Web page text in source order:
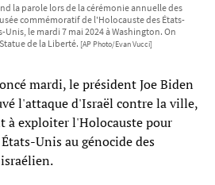
la parole lors de la cérémonie annuelle des
commémoratif de l'Holocauste des États-
Unis, le mardi 7 mai 2024 à Washington. On
de la Liberté. [AP Photo/Evan Vucci]
mardi, le président Joe Biden
l'attaque d'Israël contre la ville,
à exploiter l'Holocauste pour
Unis au génocide des